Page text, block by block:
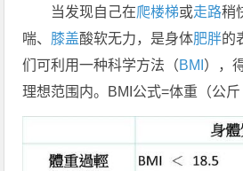
当发现自己在爬楼梯或走路稍
喘、 膝盖酸软无力，是身体肥胖的
们可利用一种科学方法（BMI ），
理想范围内。BMI公式=体重（公斤